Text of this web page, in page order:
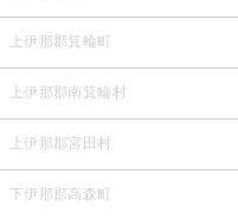
上伊那郡箕輪町
上伊那郡南箕輪村
上伊那郡宮田村
下伊那郡高森町